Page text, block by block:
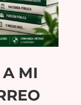
A MI